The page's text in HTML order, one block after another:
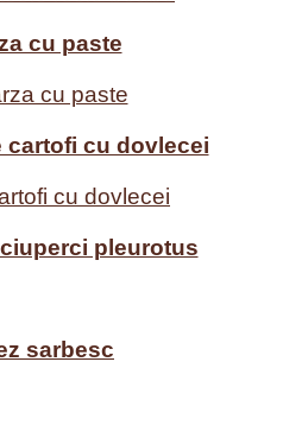
cu paste
cartofi cu dovlecei
pleurotus
sarbesc